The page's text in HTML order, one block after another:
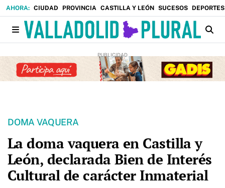
CIUDAD PROVINCIA CASTILLA Y LEÓN SUCESOS DEPORTES
DOMA VAQUERA
La doma vaquera en Castilla y
León, declarada Bien de Interés
Cultural de carácter Inmaterial